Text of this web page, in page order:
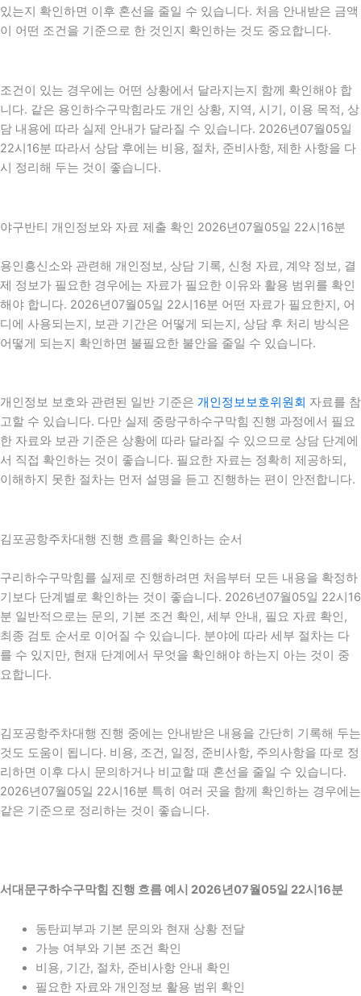
있는지 확인하면 이후 혼선을 줄일 수 있습니다. 처음 안내받은 금액
이 어떤 조건을 기준으로 한 것인지 확인하는 것도 중요합니다.
조건이 있는 경우에는 어떤 상황에서 달라지는지 함께 확인해야 합
니다. 같은 용인하수구막힘라도 개인 상황, 지역, 시기, 이용 목적, 상
담 내용에 따라 실제 안내가 달라질 수 있습니다. 2026년07월05일
22시16분 따라서 상담 후에는 비용, 절차, 준비사항, 제한 사항을 다
시 정리해 두는 것이 좋습니다.
야구반티 개인정보와 자료 제출 확인 2026년07월05일 22시16분
용인흥신소와 관련해 개인정보, 상담 기록, 신청 자료, 계약 정보, 결
제 정보가 필요한 경우에는 자료가 필요한 이유와 활용 범위를 확인
해야 합니다. 2026년07월05일 22시16분 어떤 자료가 필요한지, 어
디에 사용되는지, 보관 기간은 어떻게 되는지, 상담 후 처리 방식은
어떻게 되는지 확인하면 불필요한 불안을 줄일 수 있습니다.
개인정보 보호와 관련된 일반 기준은 개인정보보호위원회 자료를 참
고할 수 있습니다. 다만 실제 중랑구하수구막힘 진행 과정에서 필요
한 자료와 보관 기준은 상황에 따라 달라질 수 있으므로 상담 단계에
서 직접 확인하는 것이 좋습니다. 필요한 자료는 정확히 제공하되,
이해하지 못한 절차는 먼저 설명을 듣고 진행하는 편이 안전합니다.
김포공항주차대행 진행 흐름을 확인하는 순서
구리하수구막힘를 실제로 진행하려면 처음부터 모든 내용을 확정하
기보다 단계별로 확인하는 것이 좋습니다. 2026년07월05일 22시16
분 일반적으로는 문의, 기본 조건 확인, 세부 안내, 필요 자료 확인,
최종 검토 순서로 이어질 수 있습니다. 분야에 따라 세부 절차는 다
를 수 있지만, 현재 단계에서 무엇을 확인해야 하는지 아는 것이 중
요합니다.
김포공항주차대행 진행 중에는 안내받은 내용을 간단히 기록해 두는
것도 도움이 됩니다. 비용, 조건, 일정, 준비사항, 주의사항을 따로 정
리하면 이후 다시 문의하거나 비교할 때 혼선을 줄일 수 있습니다.
2026년07월05일 22시16분 특히 여러 곳을 함께 확인하는 경우에는
같은 기준으로 정리하는 것이 좋습니다.
서대문구하수구막힘 진행 흐름 예시 2026년07월05일 22시16분
동탄피부과 기본 문의와 현재 상황 전달
가능 여부와 기본 조건 확인
비용, 기간, 절차, 준비사항 안내 확인
필요한 자료와 개인정보 활용 범위 확인